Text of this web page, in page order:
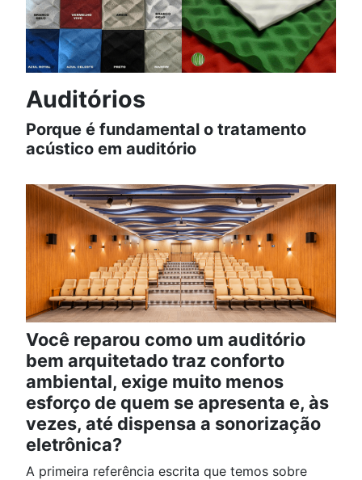
Auditórios
Porque é fundamental o tratamento
acústico em auditório
Você reparou como um auditório
bem arquitetado traz conforto
ambiental, exige muito menos
esforço de quem se apresenta e, às
vezes, até dispensa a sonorização
eletrônica?
A primeira referência escrita que temos sobre